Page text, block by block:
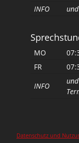
INFO
MO
FR
INFO
Datenschutz und